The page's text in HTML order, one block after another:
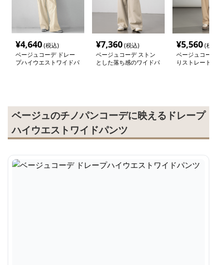
¥4,640(税込)
ベージュコーデ ドレー
プハイウエストワイドパ
¥7,360(税込)
ベージュコーデ ストン
とした落ち感のワイドパ
¥5,560(税
ベージュコー
りストレート
ベージュのチノパンコーデに映えるドレープ
ハイウエストワイドパンツ